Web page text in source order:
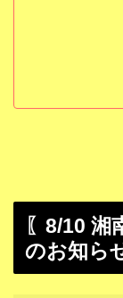
〖8/10 湘
のお知ら